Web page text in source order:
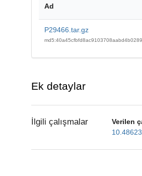
Ad
P29466.tar.gz
Ek detaylar
İlgili çalışmalar
Verilen